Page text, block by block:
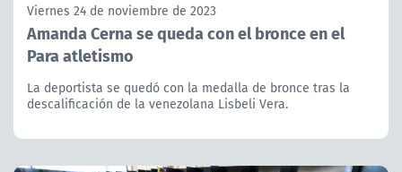
Viernes 24 de noviembre de 2023
Amanda Cerna se queda con el bronce en el
Para atletismo
La deportista se quedó con la medalla de bronce tras la
descalificación de la venezolana Lisbeli Vera.